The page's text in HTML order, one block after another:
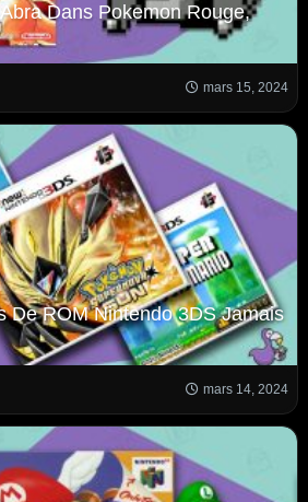
Dans Pokemon Rouge,
mars 15, 2024
De ROM Nintendo 3DS Jamais
mars 14, 2024